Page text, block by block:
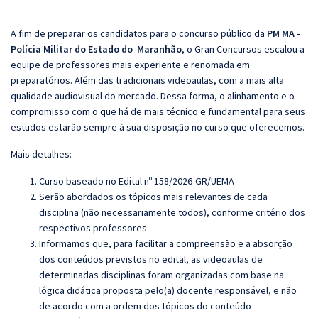
A fim de preparar os candidatos para o concurso público da PM MA -
Polícia Militar do Estado do Maranhão, o Gran Concursos escalou a
equipe de professores mais experiente e renomada em
preparatórios. Além das tradicionais videoaulas, com a mais alta
qualidade audiovisual do mercado. Dessa forma, o alinhamento e o
compromisso com o que há de mais técnico e fundamental para seus
estudos estarão sempre à sua disposição no curso que oferecemos.
Mais detalhes:
Curso baseado no Edital nº 158/2026-GR/UEMA
Serão abordados os tópicos mais relevantes de cada
disciplina (não necessariamente todos), conforme critério dos
respectivos professores.
Informamos que, para facilitar a compreensão e a absorção
dos conteúdos previstos no edital, as videoaulas de
determinadas disciplinas foram organizadas com base na
lógica didática proposta pelo(a) docente responsável, e não
de acordo com a ordem dos tópicos do conteúdo